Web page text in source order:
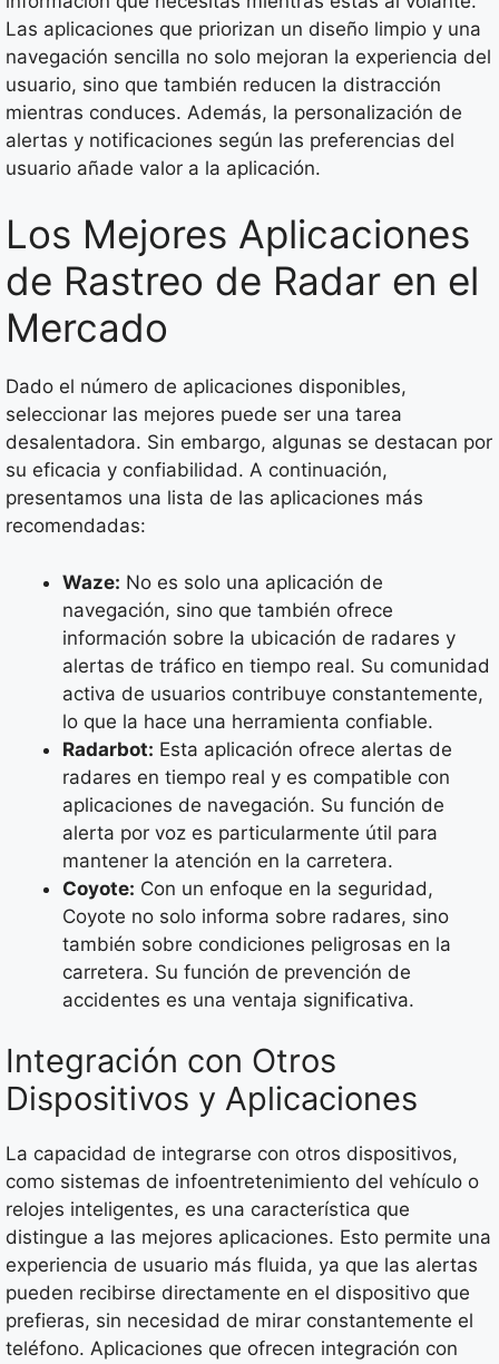
Las aplicaciones que priorizan un diseño limpio y una
navegación sencilla no solo mejoran la experiencia del
usuario, sino que también reducen la distracción
mientras conduces. Además, la personalización de
alertas y notificaciones según las preferencias del
usuario añade valor a la aplicación.
Los Mejores Aplicaciones
de Rastreo de Radar en el
Mercado
Dado el número de aplicaciones disponibles,
seleccionar las mejores puede ser una tarea
desalentadora. Sin embargo, algunas se destacan por
su eficacia y confiabilidad. A continuación,
presentamos una lista de las aplicaciones más
recomendadas:
Waze: No es solo una aplicación de
navegación, sino que también ofrece
información sobre la ubicación de radares y
alertas de tráfico en tiempo real. Su comunidad
activa de usuarios contribuye constantemente,
lo que la hace una herramienta confiable.
Radarbot: Esta aplicación ofrece alertas de
radares en tiempo real y es compatible con
aplicaciones de navegación. Su función de
alerta por voz es particularmente útil para
mantener la atención en la carretera.
Coyote: Con un enfoque en la seguridad,
Coyote no solo informa sobre radares, sino
también sobre condiciones peligrosas en la
carretera. Su función de prevención de
accidentes es una ventaja significativa.
Integración con Otros
Dispositivos y Aplicaciones
La capacidad de integrarse con otros dispositivos,
como sistemas de infoentretenimiento del vehículo o
relojes inteligentes, es una característica que
distingue a las mejores aplicaciones. Esto permite una
experiencia de usuario más fluida, ya que las alertas
pueden recibirse directamente en el dispositivo que
prefieras, sin necesidad de mirar constantemente el
teléfono. Aplicaciones que ofrecen integración con